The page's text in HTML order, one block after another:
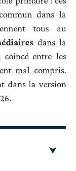
dans la
tous au
dans la
coincé entre les
mal compris.
dans la version